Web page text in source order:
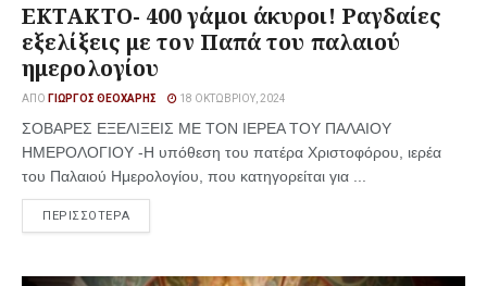
ΕΚΤΑΚΤΟ- 400 γάμοι άκυροι! Ραγδαίες
εξελίξεις με τον Παπά του παλαιού
ημερολογίου
ΑΠΌ ΓΙΏΡΓΟΣ ΘΕΟΧΆΡΗΣ 18 ΟΚΤΩΒΡΊΟΥ, 2024
ΣΟΒΑΡΕΣ ΕΞΕΛΙΞΕΙΣ ΜΕ ΤΟΝ ΙΕΡΕΑ ΤΟΥ ΠΑΛΑΙΟΥ
ΗΜΕΡΟΛΟΓΙΟΥ -Η υπόθεση του πατέρα Χριστοφόρου, ιερέα
του Παλαιού Ημερολογίου, που κατηγορείται για ...
ΠΕΡΙΣΣΟΤΕΡΑ